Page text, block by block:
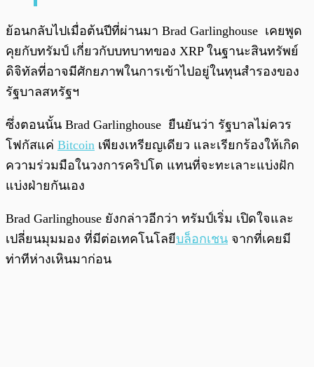
ย้อนกลับไปเมื่อต้นปีที่ผ่านมา Brad Garlinghouse เคยพูด
คุยกับทรัมป์ เกี่ยวกับบทบาทของ XRP ในฐานะสินทรัพย์
ดิจิทัลที่อาจมีศักยภาพในการเข้าไปอยู่ในทุนสำรองของ
รัฐบาลสหรัฐฯ
ซึ่งตอนนั้น Brad Garlinghouse ยืนยันว่า รัฐบาลไม่ควร
โฟกัสแค่ Bitcoin เพียงเหรียญเดียว และเรียกร้องให้เกิด
ความร่วมมือในวงการคริปโต แทนที่จะทะเลาะแบ่งฝัก
แบ่งฝ่ายกันเอง
Brad Garlinghouse ยังกล่าวอีกว่า ทรัมป์เริ่ม เปิดใจและ
เปลี่ยนมุมมอง ที่มีต่อเทคโนโลยีบล็อกเชน จากที่เคยมี
ท่าทีห่างเหินมาก่อน